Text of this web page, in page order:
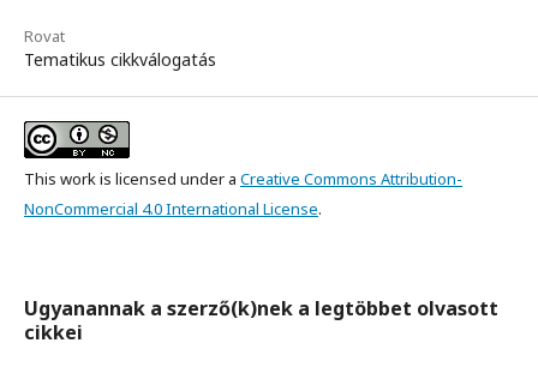
Rovat
Tematikus cikkválogatás
This work is licensed under a Creative Commons Attribution-
NonCommercial 4.0 International License.
Ugyanannak a szerző(k)nek a legtöbbet olvasott
cikkei